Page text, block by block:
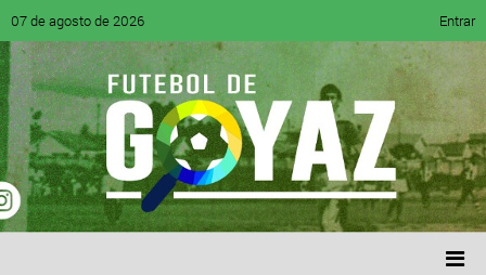
07 de agosto de 2026 Entrar